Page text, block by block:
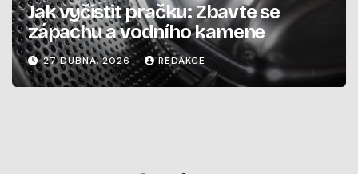
Jak vyčistit pračku: Zbavte se
zápachu a vodního kamene
27 DUBNA, 2026 REDAKCE